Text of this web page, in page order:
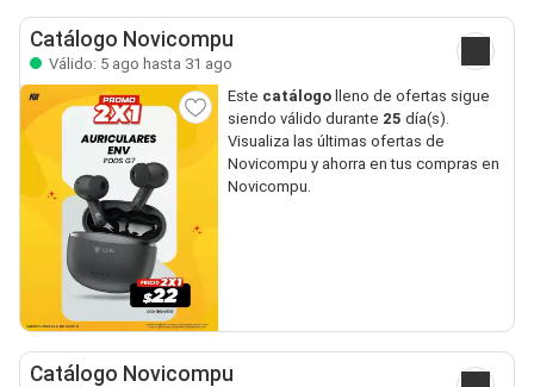
Catálogo Novicompu
Válido: 5 ago hasta 31 ago
Este catálogo lleno de ofertas sigue
siendo válido durante 25 día(s).
Visualiza las últimas ofertas de
Novicompu y ahorra en tus compras en
Novicompu.
Catálogo Novicompu